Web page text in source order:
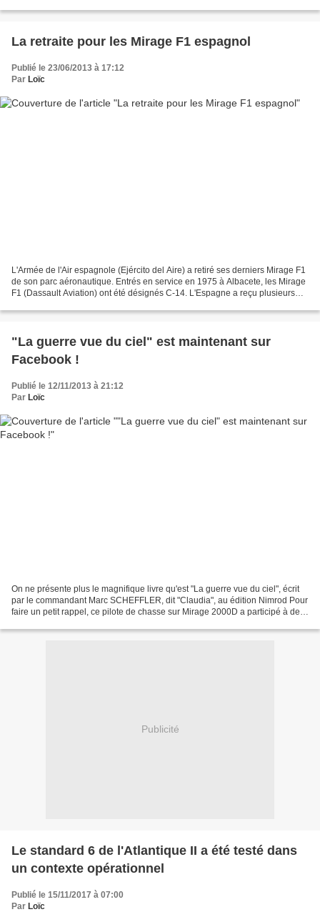
La retraite pour les Mirage F1 espagnol
Publié le 23/06/2013 à 17:12
Par Loïc
L'Armée de l'Air espagnole (Ejército del Aire) a retiré ses derniers Mirage F1
de son parc aéronautique. Entrés en service en 1975 à Albacete, les Mirage
F1 (Dassault Aviation) ont été désignés C-14. L'Espagne a reçu plusieurs
"La guerre vue du ciel" est maintenant sur
Facebook !
Publié le 12/11/2013 à 21:12
Par Loïc
On ne présente plus le magnifique livre qu'est "La guerre vue du ciel", écrit
par le commandant Marc SCHEFFLER, dit "Claudia", au édition Nimrod Pour
faire un petit rappel, ce pilote de chasse sur Mirage 2000D a participé à de
Publicité
Le standard 6 de l'Atlantique II a été testé dans
un contexte opérationnel
Publié le 15/11/2017 à 07:00
Par Loïc